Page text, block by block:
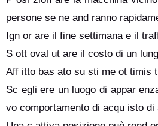
persone se ne and ranno
Ign or are il fine settimana e il
S ott oval ut are il costo di un
Aff itto bas ato su sti me ot timis
Sc egli ere un luogo di appar
vo comportamento di acqu isto di